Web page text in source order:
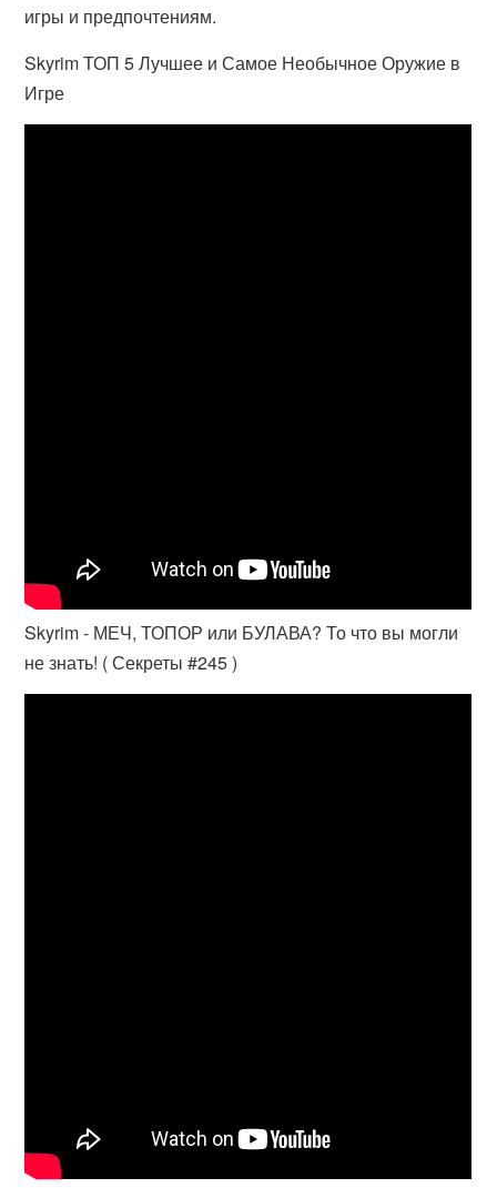
игры и предпочтениям.
Skyrim ТОП 5 Лучшее и Самое Необычное Оружие в
Игре
Skyrim - МЕЧ, ТОПОР или БУЛАВА? То что вы могли
не знать! ( Секреты #245 )